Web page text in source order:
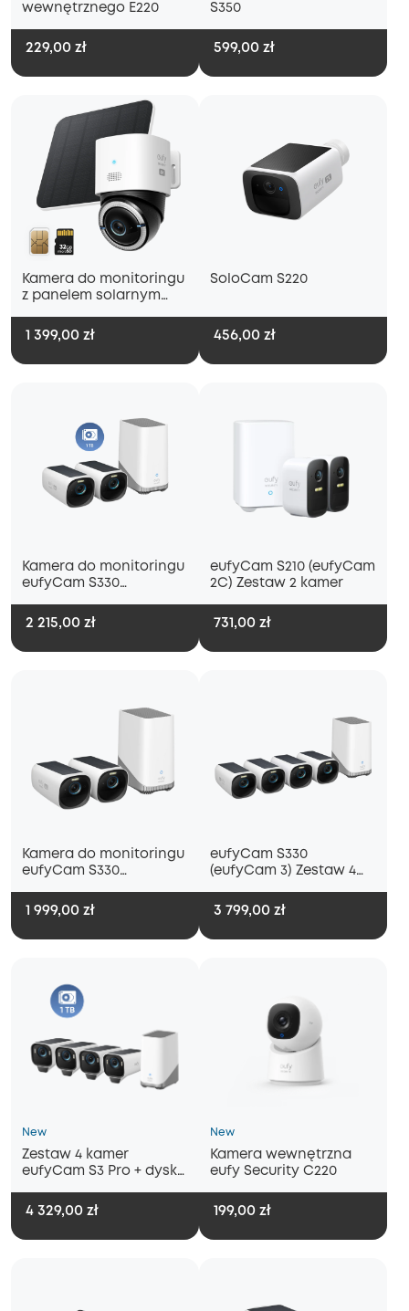
wewnętrznego E220
229,00 zł
S350
599,00 zł
Kamera do monitoringu
z panelem solarnym
1 399,00 zł
SoloCam S220
456,00 zł
Kamera do monitoringu
eufyCam S330
twardy 1 TB
2 215,00 zł
eufyCam S210 (eufyCam
2C) Zestaw 2 kamer
731,00 zł
Kamera do monitoringu
eufyCam S330
1 999,00 zł
eufyCam S330
(eufyCam 3) Zestaw 4
3 799,00 zł
New
Zestaw 4 kamer
eufyCam S3 Pro + dysk
4 329,00 zł
New
Kamera wewnętrzna
eufy Security C220
199,00 zł